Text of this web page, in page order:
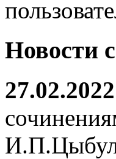
Новости
27.02.2022